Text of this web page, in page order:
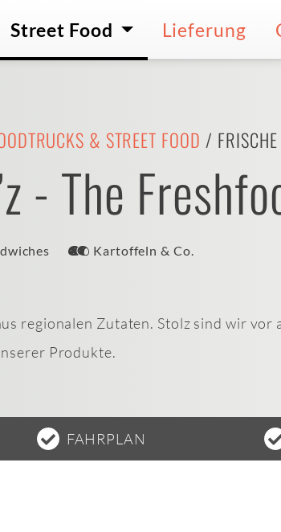
Street Food Lieferung
& STREET FOOD /
- The
Kartoffeln & Co.
regionalen Zutaten. Stolz sind wir
Produkte.
FAHRPLAN